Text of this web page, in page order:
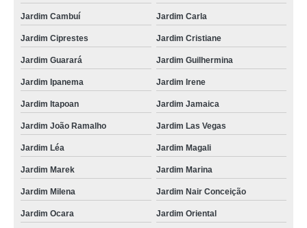
Jardim Cambuí Jardim Carla
Jardim Ciprestes Jardim Cristiane
Jardim Guarará Jardim Guilhermina
Jardim Ipanema Jardim Irene
Jardim Itapoan Jardim Jamaica
Jardim João Ramalho Jardim Las Vegas
Jardim Léa Jardim Magali
Jardim Marek Jardim Marina
Jardim Milena Jardim Nair Conceição
Jardim Ocara Jardim Oriental